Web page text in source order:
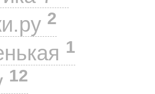
2
1
12